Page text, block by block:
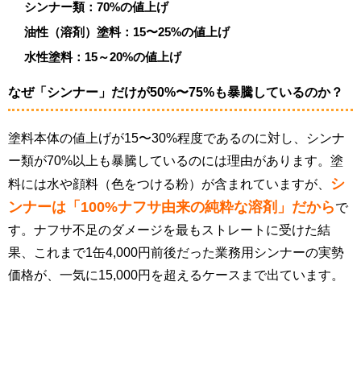
シンナー類：70%の値上げ
油性（溶剤）塗料：15〜25%の値上げ
水性塗料：15～20%の値上げ
なぜ「シンナー」だけが50%〜75%も暴騰しているのか？
塗料本体の値上げが15〜30%程度であるのに対し、シンナ
ー類が70%以上も暴騰しているのには理由があります。塗
料には水や顔料（色をつける粉）が含まれていますが、 シ
ンナーは「100%ナフサ由来の純粋な溶剤」だからで
す。ナフサ不足のダメージを最もストレートに受けた結
果、これまで1缶4,000円前後だった業務用シンナーの実勢
価格が、一気に15,000円を超えるケースまで出ています。